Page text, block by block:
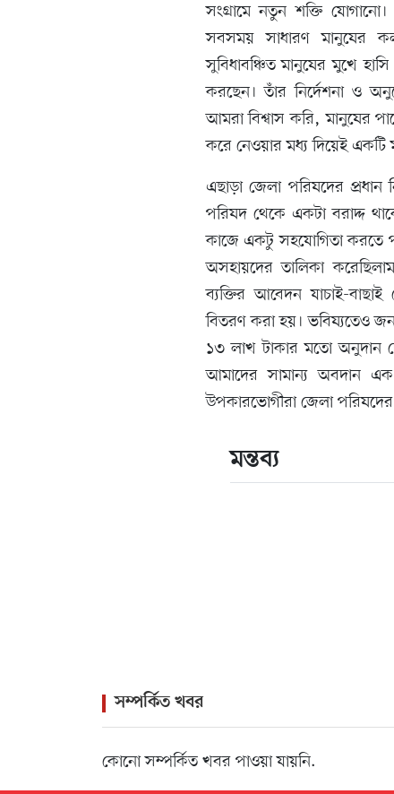
সংগ্রামে নতুন শক্তি
সবসময় সাধারণ মানুষের
সুবিধাবঞ্চিত মানুষের মুখে
করছেন। তাঁর নির্দেশনা ও
আমরা বিশ্বাস করি, মানুষের
করে নেওয়ার মধ্য দিয়েই
এছাড়া জেলা পরিষদের প্রধান
পরিষদ থেকে একটা বরাদ্দ
কাজে একটু সহযোগিতা করতে
অসহায়দের তালিকা
ব্যক্তির আবেদন যাচাই-
বিতরণ করা হয়। ভবিষ্যতেও
১৩ লাখ টাকার মতো অনুদান
আমাদের সামান্য অবদান এক
উপকারভোগীরা জেলা
মন্তব্য
সম্পর্কিত খবর
কোনো সম্পর্কিত খবর পাওয়া যায়নি.